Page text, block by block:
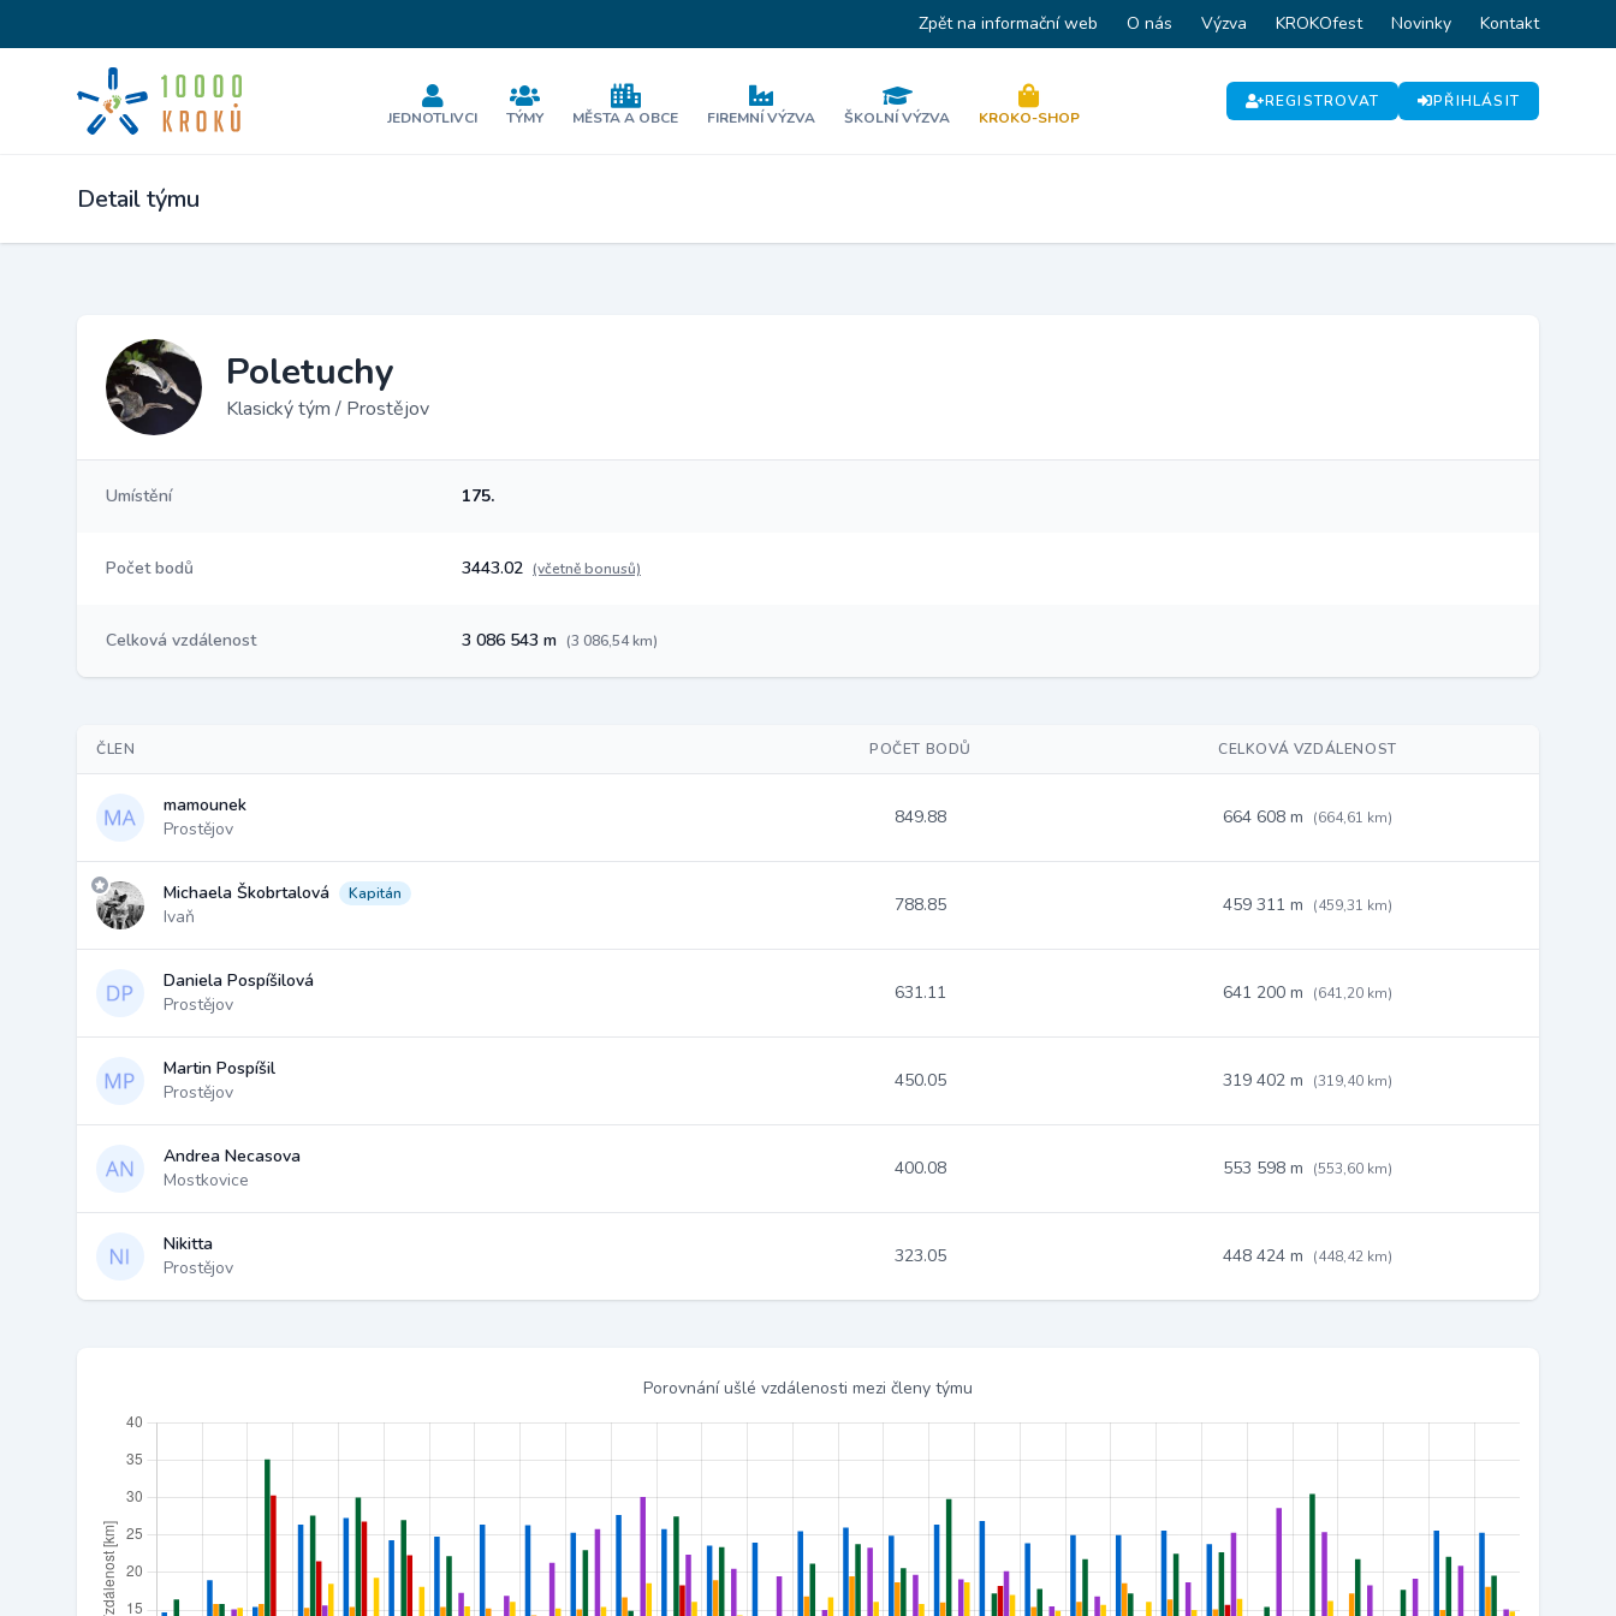
Zpět na informační web O nás Výzva KROKOfest Novinky Kontakt
JEDNOTLIVCI TÝMY MĚSTA A OBCE FIREMNÍ VÝZVA ŠKOLNÍ VÝZVA KROKO-SHOP
REGISTROVAT PŘIHLÁSIT
Detail týmu
Poletuchy
Klasický tým / Prostějov
Umístění 175.
Počet bodů 3443.02 (včetně bonusů)
Celková vzdálenost 3 086 543 m (3 086,54 km)
ČLEN POČET BODŮ CELKOVÁ VZDÁLENOST
mamounek
Prostějov
849.88 664 608 m (664,61 km)
Michaela Škobrtalová Kapitán
Ivaň
788.85 459 311 m (459,31 km)
Daniela Pospíšilová
Prostějov
631.11 641 200 m (641,20 km)
Martin Pospíšil
Prostějov
450.05 319 402 m (319,40 km)
Andrea Necasova
Mostkovice
400.08 553 598 m (553,60 km)
Nikitta
Prostějov
323.05 448 424 m (448,42 km)
Porovnání ušlé vzdálenosti mezi členy týmu